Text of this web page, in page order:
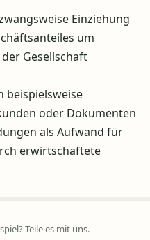
Einziehung
um
Gesellschaft
beispielsweise
oder Dokumenten
als Aufwand für
erwirtschaftete
Teile es mit uns.